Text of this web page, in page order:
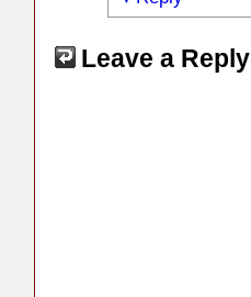
Leave a Reply